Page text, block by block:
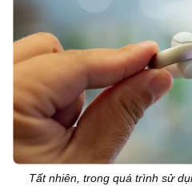
Tất nhiên, trong quá trình sử